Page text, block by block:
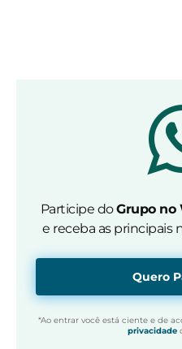
Participe doGrupo no
e receba as principais
Quero
*Ao entrar você está ciente e de
privacidade